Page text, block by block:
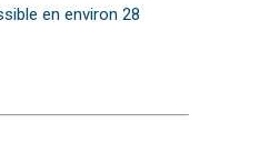
en environ 28